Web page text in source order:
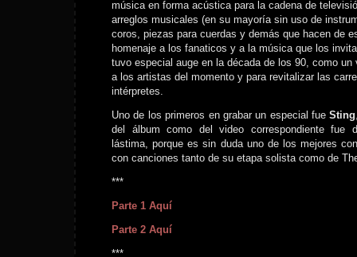
música en forma acústica para la cadena de
arreglos musicales (en su mayoría sin uso de
coros, piezas para cuerdas y demás que hacen de
homenaje a los fanaticos y a la música que los
tuvo especial auge en la década de los 90, como un
a los artistas del momento y para revitalizar las
intérpretes.
Uno de los primeros en grabar un especial fueSting
del álbum como del video correspondiente fue
lástima, porque es sin duda uno de los mejores
con canciones tanto de su etapa solista como de
***
Parte 1 Aquí
Parte 2 Aquí
***